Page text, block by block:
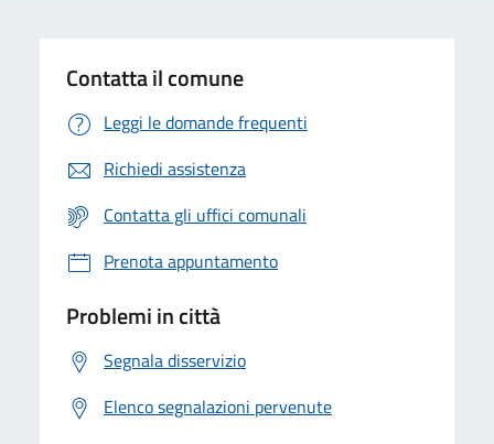
Contatta il comune
Leggi le domande frequenti
Richiedi assistenza
Contatta gli uffici comunali
Prenota appuntamento
Problemi in città
Segnala disservizio
Elenco segnalazioni pervenute